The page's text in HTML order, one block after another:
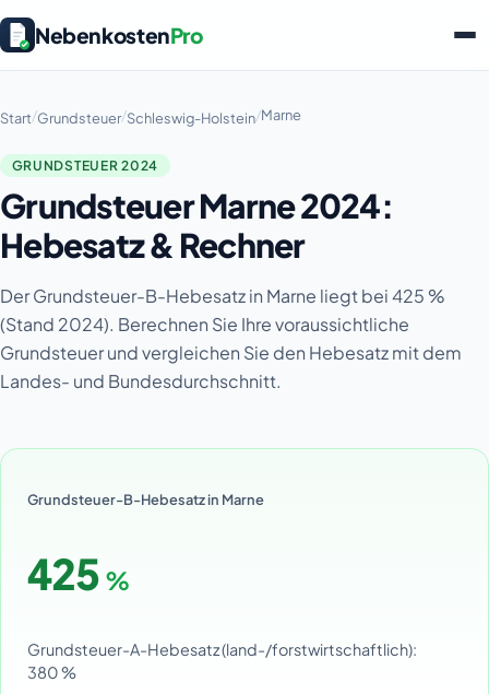
NebenkostenPro
Start/Grundsteuer/Schleswig-Holstein/Marne
GRUNDSTEUER 2024
Grundsteuer Marne 2024:
Hebesatz & Rechner
Der Grundsteuer-B-Hebesatz in Marne liegt bei 425 %
(Stand 2024). Berechnen Sie Ihre voraussichtliche
Grundsteuer und vergleichen Sie den Hebesatz mit dem
Landes- und Bundesdurchschnitt.
Grundsteuer-B-Hebesatz in Marne
425 %
Grundsteuer-A-Hebesatz (land-/forstwirtschaftlich):
380 %